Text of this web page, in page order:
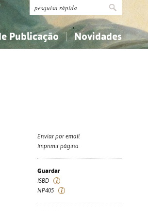
Publicação Novidades
Enviar por email
Imprimir página
Guardar
ISBD
NP405